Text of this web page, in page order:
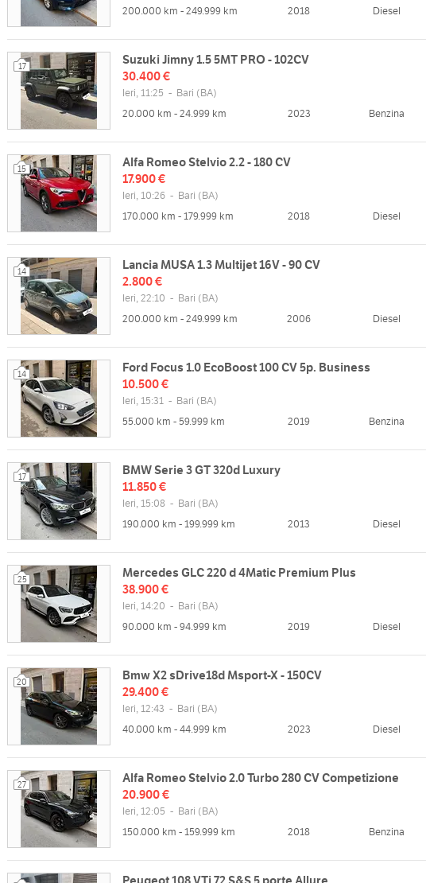
200.000 km - 249.999 km
2018 Diesel
17
Suzuki Jimny 1.5 5MT PRO - 102CV
30.400 €
Ieri, 11:25 - Bari (BA)
20.000 km - 24.999 km
2023 Benzina
15
Alfa Romeo Stelvio 2.2 - 180 CV
17.900 €
Ieri, 10:26 - Bari (BA)
170.000 km - 179.999 km
2018 Diesel
14
Lancia MUSA 1.3 Multijet 16V - 90 CV
2.800 €
Ieri, 22:10 - Bari (BA)
200.000 km - 249.999 km
2006 Diesel
14
Ford Focus 1.0 EcoBoost 100 CV 5p. Business
10.500 €
Ieri, 15:31 - Bari (BA)
55.000 km - 59.999 km
2019 Benzina
17
BMW Serie 3 GT 320d Luxury
11.850 €
Ieri, 15:08 - Bari (BA)
190.000 km - 199.999 km
2013 Diesel
25
Mercedes GLC 220 d 4Matic Premium Plus
38.900 €
Ieri, 14:20 - Bari (BA)
90.000 km - 94.999 km
2019 Diesel
20
Bmw X2 sDrive18d Msport-X - 150CV
29.400 €
Ieri, 12:43 - Bari (BA)
40.000 km - 44.999 km
2023 Diesel
27
Alfa Romeo Stelvio 2.0 Turbo 280 CV Competizione
20.900 €
Ieri, 12:05 - Bari (BA)
150.000 km - 159.999 km
2018 Benzina